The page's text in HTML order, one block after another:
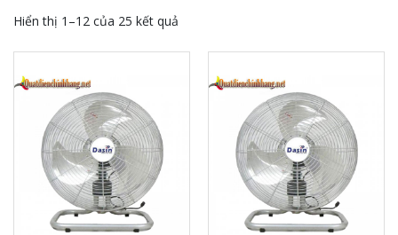
Hiển thị 1–12 của 25 kết quả